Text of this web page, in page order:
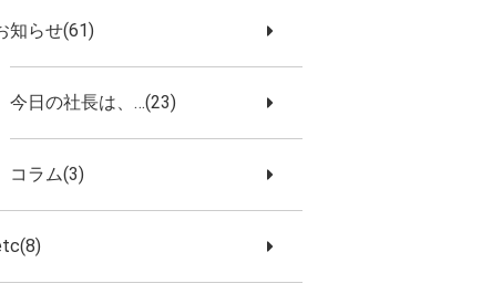
知らせ(61)
今日の社長は、…(23)
コラム(3)